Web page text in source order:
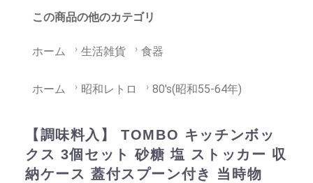
この商品の他のカテゴリ
ホーム 生活雑貨 食器
ホーム 昭和レトロ 80's(昭和55-64年)
【調味料入】 TOMBO キッチンボッ
クス 3個セット 砂糖 塩 ストッカー 収
納ケース 蓋付スプーン付き 当時物